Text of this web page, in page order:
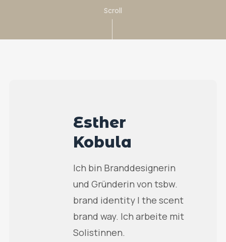
Scroll
Esther
Kobula
Ich bin Branddesignerin
und Gründerin von tsbw.
brand identity | the scent
brand way. Ich arbeite mit
Solistinnen.